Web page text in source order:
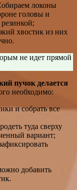
локоны
головы и
хвостик из них
не идет прямой
пучок делается
необходимо:
и собрать все
туда сверху
вариант;
добавить